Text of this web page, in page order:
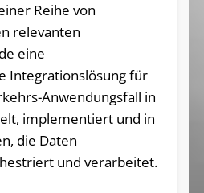
Reihe von
relevanten
eine
Integrationslösung für
Anwendungsfall in
implementiert und in
die Daten
und verarbeitet.